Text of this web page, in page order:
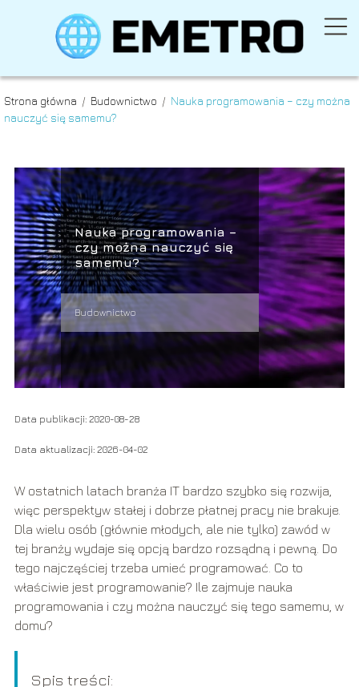
Strona główna / Budownictwo / Nauka programowania – czy można
nauczyć się samemu?
Nauka programowania –
czy można nauczyć się
samemu?
Budownictwo
Data publikacji: 2020-08-28
Data aktualizacji: 2026-04-02
W ostatnich latach branża IT bardzo szybko się rozwija,
więc perspektyw stałej i dobrze płatnej pracy nie brakuje.
Dla wielu osób (głównie młodych, ale nie tylko) zawód w
tej branży wydaje się opcją bardzo rozsądną i pewną. Do
tego najczęściej trzeba umieć programować. Co to
właściwie jest programowanie? Ile zajmuje nauka
programowania i czy można nauczyć się tego samemu, w
domu?
Spis treści: